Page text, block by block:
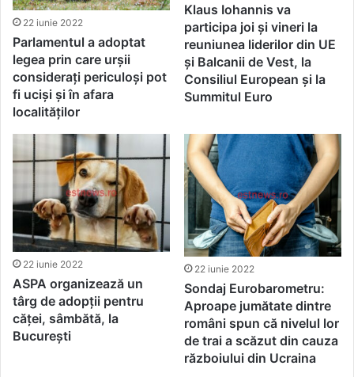
22 iunie 2022
Parlamentul a adoptat
legea prin care urșii
considerați periculoși pot
fi uciși și în afara
localităților
Klaus Iohannis va
participa joi și vineri la
reuniunea liderilor din UE
și Balcanii de Vest, la
Consiliul European și la
Summitul Euro
22 iunie 2022
ASPA organizează un
târg de adopții pentru
căței, sâmbătă, la
București
22 iunie 2022
Sondaj Eurobarometru:
Aproape jumătate dintre
români spun că nivelul lor
de trai a scăzut din cauza
războiului din Ucraina